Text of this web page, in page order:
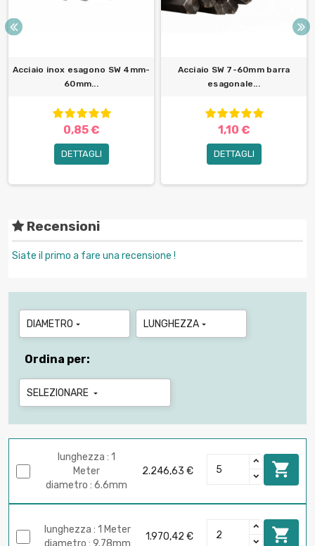
Acciaio inox esagono SW 4mm-
60mm...
0,85 €
DETTAGLI
Acciaio SW 7-60mm barra
esagonale...
1,10 €
DETTAGLI
Recensioni
Siate il primo a fare una recensione !
DIAMETRO  LUNGHEZZA 
Ordina per:
SELEZIONARE 
lunghezza : 1
Meter
diametro : 6.6mm
2.246,63 € 
lunghezza : 1 Meter
diametro : 9.78mm
1.970,42 € 